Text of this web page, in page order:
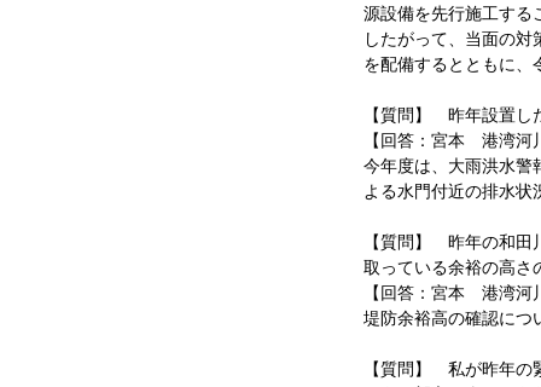
源設備を先行施工する
したがって、当面の
を配備するとともに、
【質問】 昨年設置
【回答：宮本 港湾河
今年度は、大雨洪水警
よる水門付近の排水状
【質問】 昨年の和田
取っている余裕の高さ
【回答：宮本 港湾河
堤防余裕高の確認につ
【質問】 私が昨年の